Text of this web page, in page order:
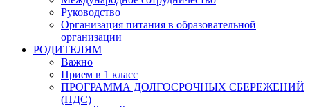
Руководство
Организация питания в образовательной
организации
РОДИТЕЛЯМ
Важно
Прием в 1 класс
ПРОГРАММА ДОЛГОСРОЧНЫХ СБЕРЕЖЕНИЙ
(ПДС)